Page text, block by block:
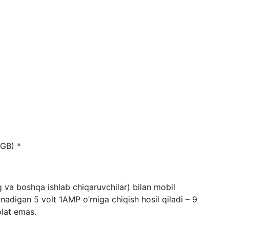
*
va boshqa ishlab chiqaruvchilar) bilan mobil
5 volt 1AMP o’rniga chiqish hosil qiladi – 9
emas.